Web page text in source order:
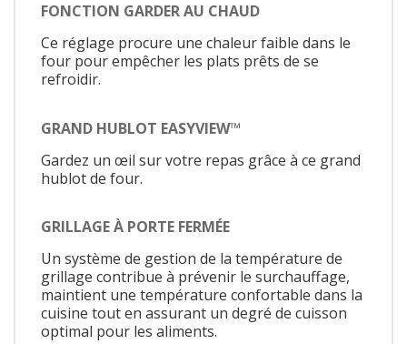
FONCTION GARDER AU CHAUD
Ce réglage procure une chaleur faible dans le
four pour empêcher les plats prêts de se
refroidir.
GRAND HUBLOT EASYVIEW™
Gardez un œil sur votre repas grâce à ce grand
hublot de four.
GRILLAGE À PORTE FERMÉE
Un système de gestion de la température de
grillage contribue à prévenir le surchauffage,
maintient une température confortable dans la
cuisine tout en assurant un degré de cuisson
optimal pour les aliments.